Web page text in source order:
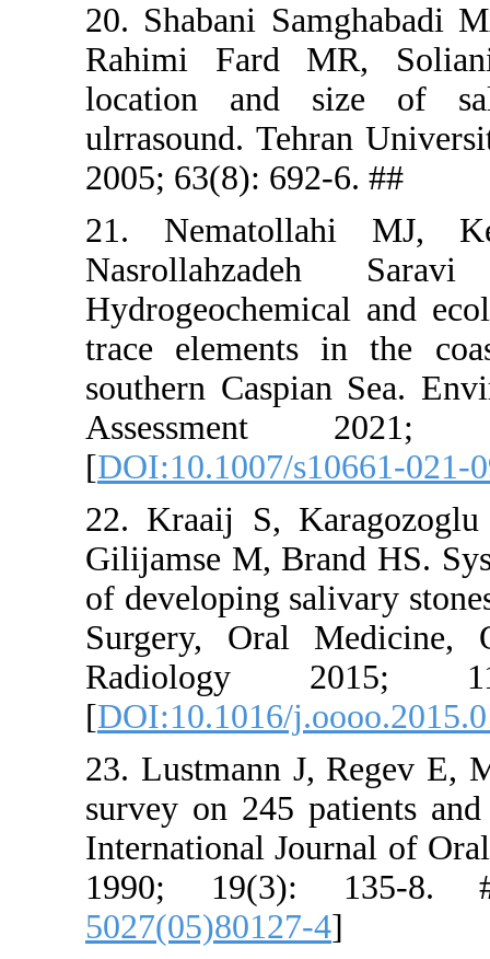
20.
Rahimi
location
2005;
21.
trace
southern
[
22. Kraaij
Gilijamse
of
Surgery,
[
23.
survey on
1990;